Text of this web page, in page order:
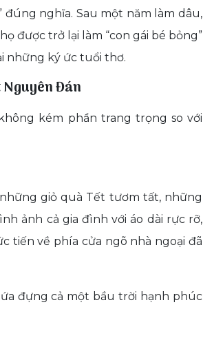
nghĩa. Sau một năm làm dâu,
được trở lại làm “con gái bé bỏng”
những ký ức tuổi thơ.
Đán
kém phần trang trọng so với
giỏ quà Tết tươm tất, những
ảnh cả gia đình với áo dài rực rỡ,
tiến về phía cửa ngõ nhà ngoại đã
đựng cả một bầu trời hạnh phúc